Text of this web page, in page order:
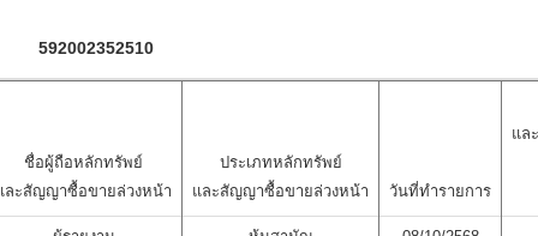
592002352510
ชื่อผู้ถือหลักทรัพย์
ละสัญญาซื้อขายล่วงหน้า
ประเภทหลักทรัพย์
และสัญญาซื้อขายล่วงหน้า
วันที่ทำรายการ
แล